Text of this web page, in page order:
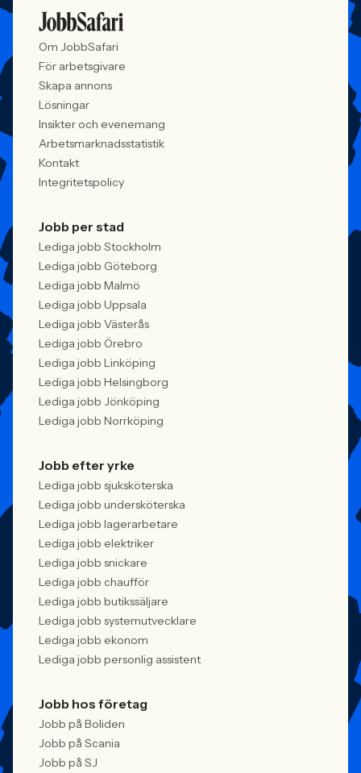
Om JobbSafari
För arbetsgivare
Skapa annons
Lösningar
Insikter och evenemang
Arbetsmarknadsstatistik
Kontakt
Integritetspolicy
Jobb per stad
Lediga jobb Stockholm
Lediga jobb Göteborg
Lediga jobb Malmö
Lediga jobb Uppsala
Lediga jobb Västerås
Lediga jobb Örebro
Lediga jobb Linköping
Lediga jobb Helsingborg
Lediga jobb Jönköping
Lediga jobb Norrköping
Jobb efter yrke
Lediga jobb sjuksköterska
Lediga jobb undersköterska
Lediga jobb lagerarbetare
Lediga jobb elektriker
Lediga jobb snickare
Lediga jobb chaufför
Lediga jobb butikssäljare
Lediga jobb systemutvecklare
Lediga jobb ekonom
Lediga jobb personlig assistent
Jobb hos företag
Jobb på Boliden
Jobb på Scania
Jobb på SJ